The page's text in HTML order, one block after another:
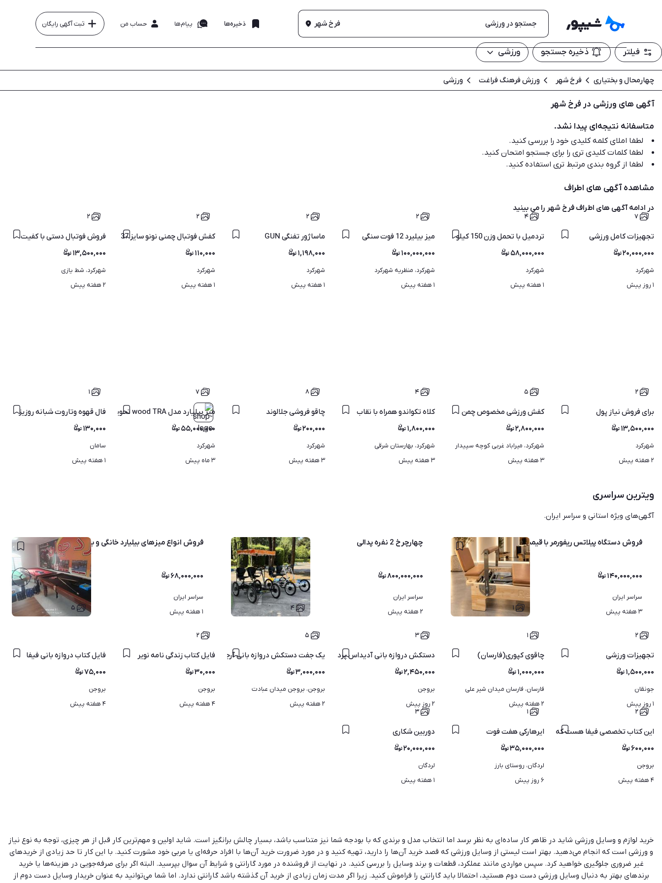
فرخ شهر ذخیره‌ها پیام‌ها حساب من ثبت آگهی رایگان
فیلتر ذخیره جستجو ورزشی
چهارمحال و بختیاری فرخ شهر ورزش فرهنگ فراغت ورزشی
آگهی های ورزشی در فرخ شهر
متاسفانه نتیجه‌ای پیدا نشد.
لطفا املای کلمه کلیدی خود را بررسی کنید.
لطفا کلمات کلیدی تری را برای جستجو امتحان کنید.
لطفا از گروه بندی مرتبط تری استفاده کنید.
مشاهده آگهی های اطراف
در ادامه آگهی های اطراف فرخ شهر را می بینید
۷
تجهیزات کامل ورزشی
۲۰,۰۰۰,۰۰۰
شهرکرد
۱ روز پیش
۴
تردمیل با تحمل وزن 150 کیلو
۵۸,۰۰۰,۰۰۰
شهرکرد
۱ هفته پیش
۲
میز بیلیرد 12 فوت سنگی
۱۰۰,۰۰۰,۰۰۰
شهرکرد، منظریه شهرکرد
۱ هفته پیش
۲
ماساژور تفنگی GUN
۱,۱۹۸,۰۰۰
شهرکرد
۱ هفته پیش
۲
کفش فوتبال چمنی نونو سایز 37
۱۱۰,۰۰۰
شهرکرد
۱ هفته پیش
۲
فروش فوتبال دستی با کفیت
۱۳,۵۰۰,۰۰۰
شهرکرد، شط یازی
۲ هفته پیش
۲
برای فروش نیاز پول
۱۳,۵۰۰,۰۰۰
شهرکرد
۲ هفته پیش
۵
کفش ورزشی مخصوص چمن
۲,۸۰۰,۰۰۰
شهرکرد، میراباد غربی کوچه سپیدار
۳ هفته پیش
۴
کلاه تکواندو همراه با نقاب
۱,۸۰۰,۰۰۰
شهرکرد، بهارستان شرقی
۳ هفته پیش
۸
چاقو فروشی جلالوند
۲۰۰,۰۰۰
شهرکرد
۳ هفته پیش
۷
میز بیلیارد مدل wood TRA تحویل 1 ساعت Royal billiard
۵۵,۰۰۰,۰۰۰
شهرکرد
۳ ماه پیش
۱
فال قهوه وتاروت شبانه روزیز
۱۳۰,۰۰۰
سامان
۱ هفته پیش
ویترین سراسری
آگهی‌های ویژه استانی و سراسر ایران.
۱
فروش دستگاه پیلاتس ریفورمر با قیمت وشرایط ویژه
۱۴۰,۰۰۰,۰۰۰
سراسر ایران
۳ هفته پیش
۴
چهارچرخ 2 نفره پدالی
۸۰۰,۰۰۰,۰۰۰
سراسر ایران
۲ هفته پیش
۵
فروش انواع میزهای بیلیارد خانگی و باشگاهی
۶۸,۰۰۰,۰۰۰
سراسر ایران
۱ هفته پیش
۲
تجهیزات ورزشی
۱,۵۰۰,۰۰۰
جونقان
۱ روز پیش
۱
چاقوی کپوری(فارسان)
۱,۰۰۰,۰۰۰
۲ هفته پیش
۳
دستکش دروازه بانی آدیداس پردیتور
۲,۴۵۰,۰۰۰
بروجن
۲ روز پیش
۵
یک جفت دستکش دروازه بانی آرجی کفه نود درصد مدل گیگاگریپ
۳,۰۰۰,۰۰۰
بروجن، بروجن میدان عبادت
۲ هفته پیش
۲
فایل کتاب زندگی نامه نویر
۳۰,۰۰۰
بروجن
۴ هفته پیش
فایل کتاب دروازه بانی فیفا
۷۵,۰۰۰
بروجن
۴ هفته پیش
۲
این کتاب تخصصی فیفا هست که به زبان فارسی ترجمه شده.
۶۰۰,۰۰۰
بروجن
۴ هفته پیش
۱
ایرهارکی هفت فوت
۳۵,۰۰۰,۰۰۰
لردگان، روستای بارز
۶ روز پیش
۳
دوربین شکاری
۲۰,۰۰۰,۰۰۰
لردگان
۱ هفته پیش
خرید لوازم و وسایل ورزشی شاید در ظاهر کار ساده‌ای به نظر برسد اما انتخاب مدل و برندی که با بودجه شما نیز متناسب باشد، بسیار چالش برانگیز است. شاید اولین و مهم‌ترین کار قبل از هر چیزی، توجه به نوع نیاز
و ورزشی است که انجام می‌دهید. بهتر است لیستی از وسایل ورزشی که قصد خرید آن‌ها را دارید، تهیه کنید و در مورد ضرورت خرید آن‌ها با افراد حرفه‌ای یا مربی خود مشورت کنید. با این کار تا حد زیادی از خریدهای
غیر ضروری جلوگیری خواهید کرد. سپس مواردی مانند عملکرد، قطعات و برند وسایل را بررسی کنید. در نهایت از فروشنده در مورد گارانتی و شرایط آن سوال بپرسید. البته اگر برای صرفه‌جویی در هزینه‌ها یا خرید
برندهای بهتر به دنبال وسایل ورزشی دست دوم هستید، احتمالا باید گارانتی را فراموش کنید. زیرا اگر مدت زمان زیادی از خرید آن گذشته باشد گارانتی ندارد. اما شما می‌توانید به عنوان خریدار وسایل دست دوم از